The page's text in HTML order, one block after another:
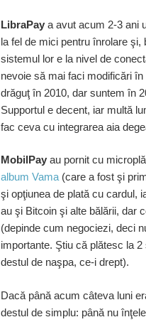
LibraPaya avut acum 2-3 ani
la fel de mici pentru înrolare
sistemul lor e la nivel de
nevoie să mai faci modificări
drăguţ în 2010, dar suntem în
Supportul e decent, iar multă
fac ceva cu integrarea aia
MobilPayau pornit cu
album Vama(care a fost şi
şi opţiunea de plată cu cardul,
au şi Bitcoin şi alte bălării, dar
(depinde cum negociezi, deci
importante. Ştiu că plătesc la
destul de naşpa, ce-i drept).
Dacă până acum câteva luni
destul de simplu: până nu